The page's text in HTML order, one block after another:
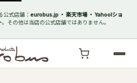
公式店舗： eurobus.jp ・ 楽天市場 ・ Yahoo!ショ
。その他は当店の公式店舗ではありません。